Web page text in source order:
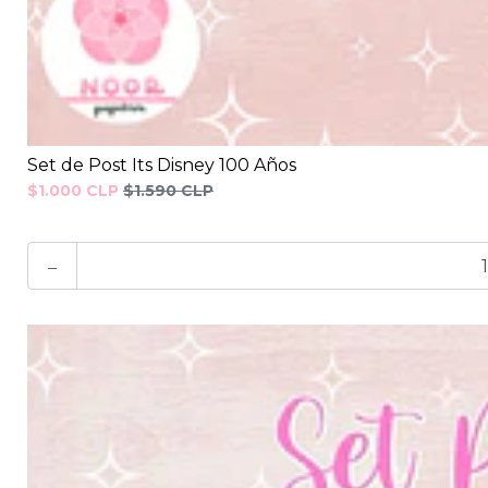
Set de Post Its Disney 100 Años
$1.000 CLP $1.590 CLP
-